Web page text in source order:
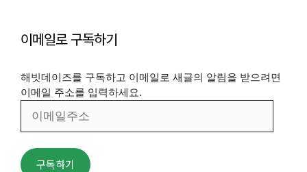
이메일로 구독하기
해빗데이즈를 구독하고 이메일로 새글의 알림을 받으려면
이메일 주소를 입력하세요.
주
소
구독하기